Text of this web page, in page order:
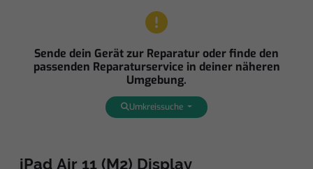
Sende dein Gerät zur Reparatur oder finde den
passenden Reparaturservice in deiner näheren
Umgebung.
Umkreissuche
iPad Air 11 (M2) Display